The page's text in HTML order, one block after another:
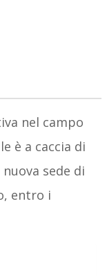
nel campo
è a caccia di
sede di
entro i